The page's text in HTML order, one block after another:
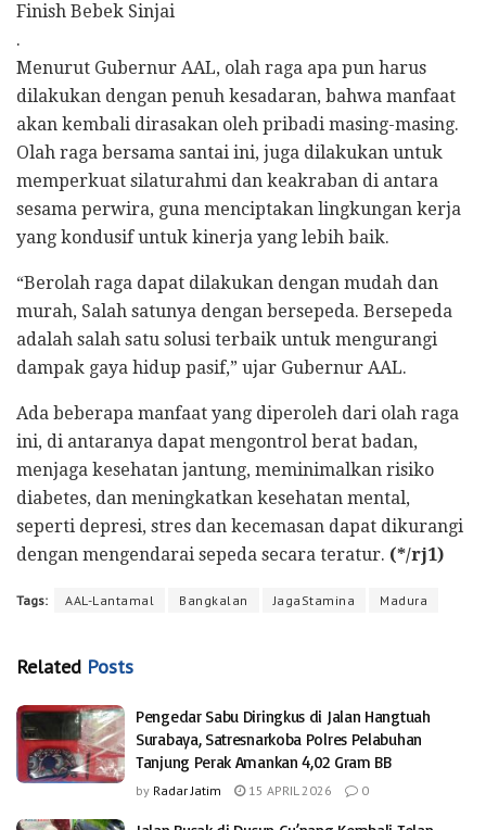
Finish Bebek Sinjai
.
Menurut Gubernur AAL, olah raga apa pun harus
dilakukan dengan penuh kesadaran, bahwa manfaat
akan kembali dirasakan oleh pribadi masing-masing.
Olah raga bersama santai ini, juga dilakukan untuk
memperkuat silaturahmi dan keakraban di antara
sesama perwira, guna menciptakan lingkungan kerja
yang kondusif untuk kinerja yang lebih baik.
“Berolah raga dapat dilakukan dengan mudah dan
murah, Salah satunya dengan bersepeda. Bersepeda
adalah salah satu solusi terbaik untuk mengurangi
dampak gaya hidup pasif,” ujar Gubernur AAL.
Ada beberapa manfaat yang diperoleh dari olah raga
ini, di antaranya dapat mengontrol berat badan,
menjaga kesehatan jantung, meminimalkan risiko
diabetes, dan meningkatkan kesehatan mental,
seperti depresi, stres dan kecemasan dapat dikurangi
dengan mengendarai sepeda secara teratur. (*/rj1)
Tags: AAL-Lantamal Bangkalan JagaStamina Madura
Related Posts
Pengedar Sabu Diringkus di Jalan Hangtuah
Surabaya, Satresnarkoba Polres Pelabuhan
Tanjung Perak Amankan 4,02 Gram BB
by Radar Jatim 15 APRIL 2026 0